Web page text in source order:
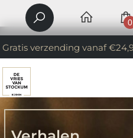
Gratis verzending vanaf
0